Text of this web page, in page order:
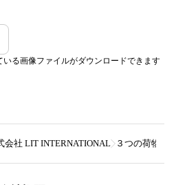
る画像ファイルがダウンロードできます
会社 LIT INTERNATIONAL ３つの荷物が